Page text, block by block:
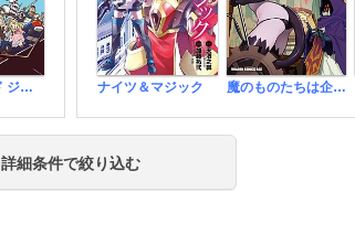
バックヤード ジャンク ユニバース ナイツ＆マジック 魔のものたちは企てる
詳細条件で絞り込む